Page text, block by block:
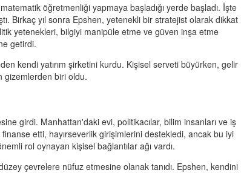
öğretmenliği yapmaya başladığı yerde başladı. İşte
Birkaç yıl sonra Epshen, yetenekli bir stratejist olarak dikkat
yetenekleri, bilgiyi manipüle etme ve güven inşa etme
getirdi.
kendi yatırım şirketini kurdu. Kişisel serveti büyürken, gelir
gizemlerden biri oldu.
girdi. Manhattan'daki evi, politikacılar, bilim insanları ve iş
etti, hayırseverlik girişimlerini destekledi, ancak bu iyi
rol oynayan kişisel bağlantılar ağı vardı.
çevrelere nüfuz etmesine olanak tanıdı. Epshen, kendini